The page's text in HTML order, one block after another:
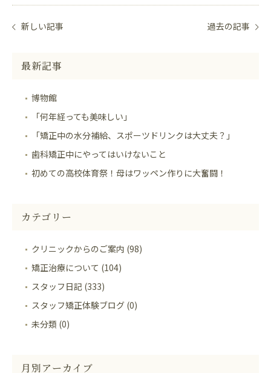
新しい記事 過去の記事
最新記事
博物館
「何年経っても美味しい」
「矯正中の水分補給、スポーツドリンクは大丈夫？」
歯科矯正中にやってはいけないこと
初めての高校体育祭！母はワッペン作りに大奮闘！
カテゴリー
クリニックからのご案内 (98)
矯正治療について (104)
スタッフ日記 (333)
スタッフ矯正体験ブログ (0)
未分類 (0)
月別アーカイブ